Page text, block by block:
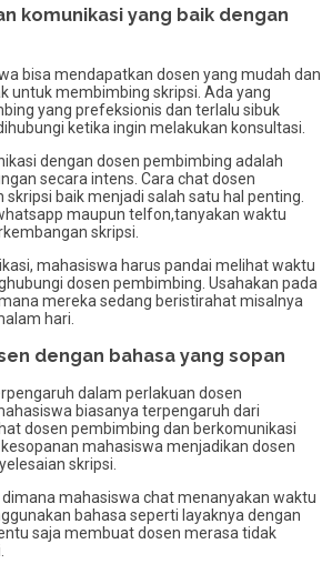
komunikasi yang baik dengan
bisa mendapatkan dosen yang mudah dan
untuk membimbing skripsi. Ada yang
yang prefeksionis dan terlalu sibuk
ketika ingin melakukan konsultasi.
dengan dosen pembimbing adalah
secara intens. Cara chat dosen
baik menjadi salah satu hal penting.
maupun telfon,tanyakan waktu
skripsi.
mahasiswa harus pandai melihat waktu
dosen pembimbing. Usahakan pada
mereka sedang beristirahat misalnya
hari.
dengan bahasa yang sopan
dalam perlakuan dosen
biasanya terpengaruh dari
dosen pembimbing dan berkomunikasi
mahasiswa menjadikan dosen
skripsi.
dimana mahasiswa chat menanyakan waktu
bahasa seperti layaknya dengan
saja membuat dosen merasa tidak